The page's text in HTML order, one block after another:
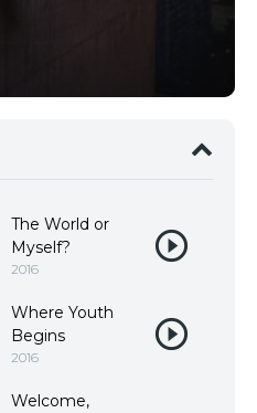
The World or
Myself?
2016
Where Youth
Begins
2016
Welcome,